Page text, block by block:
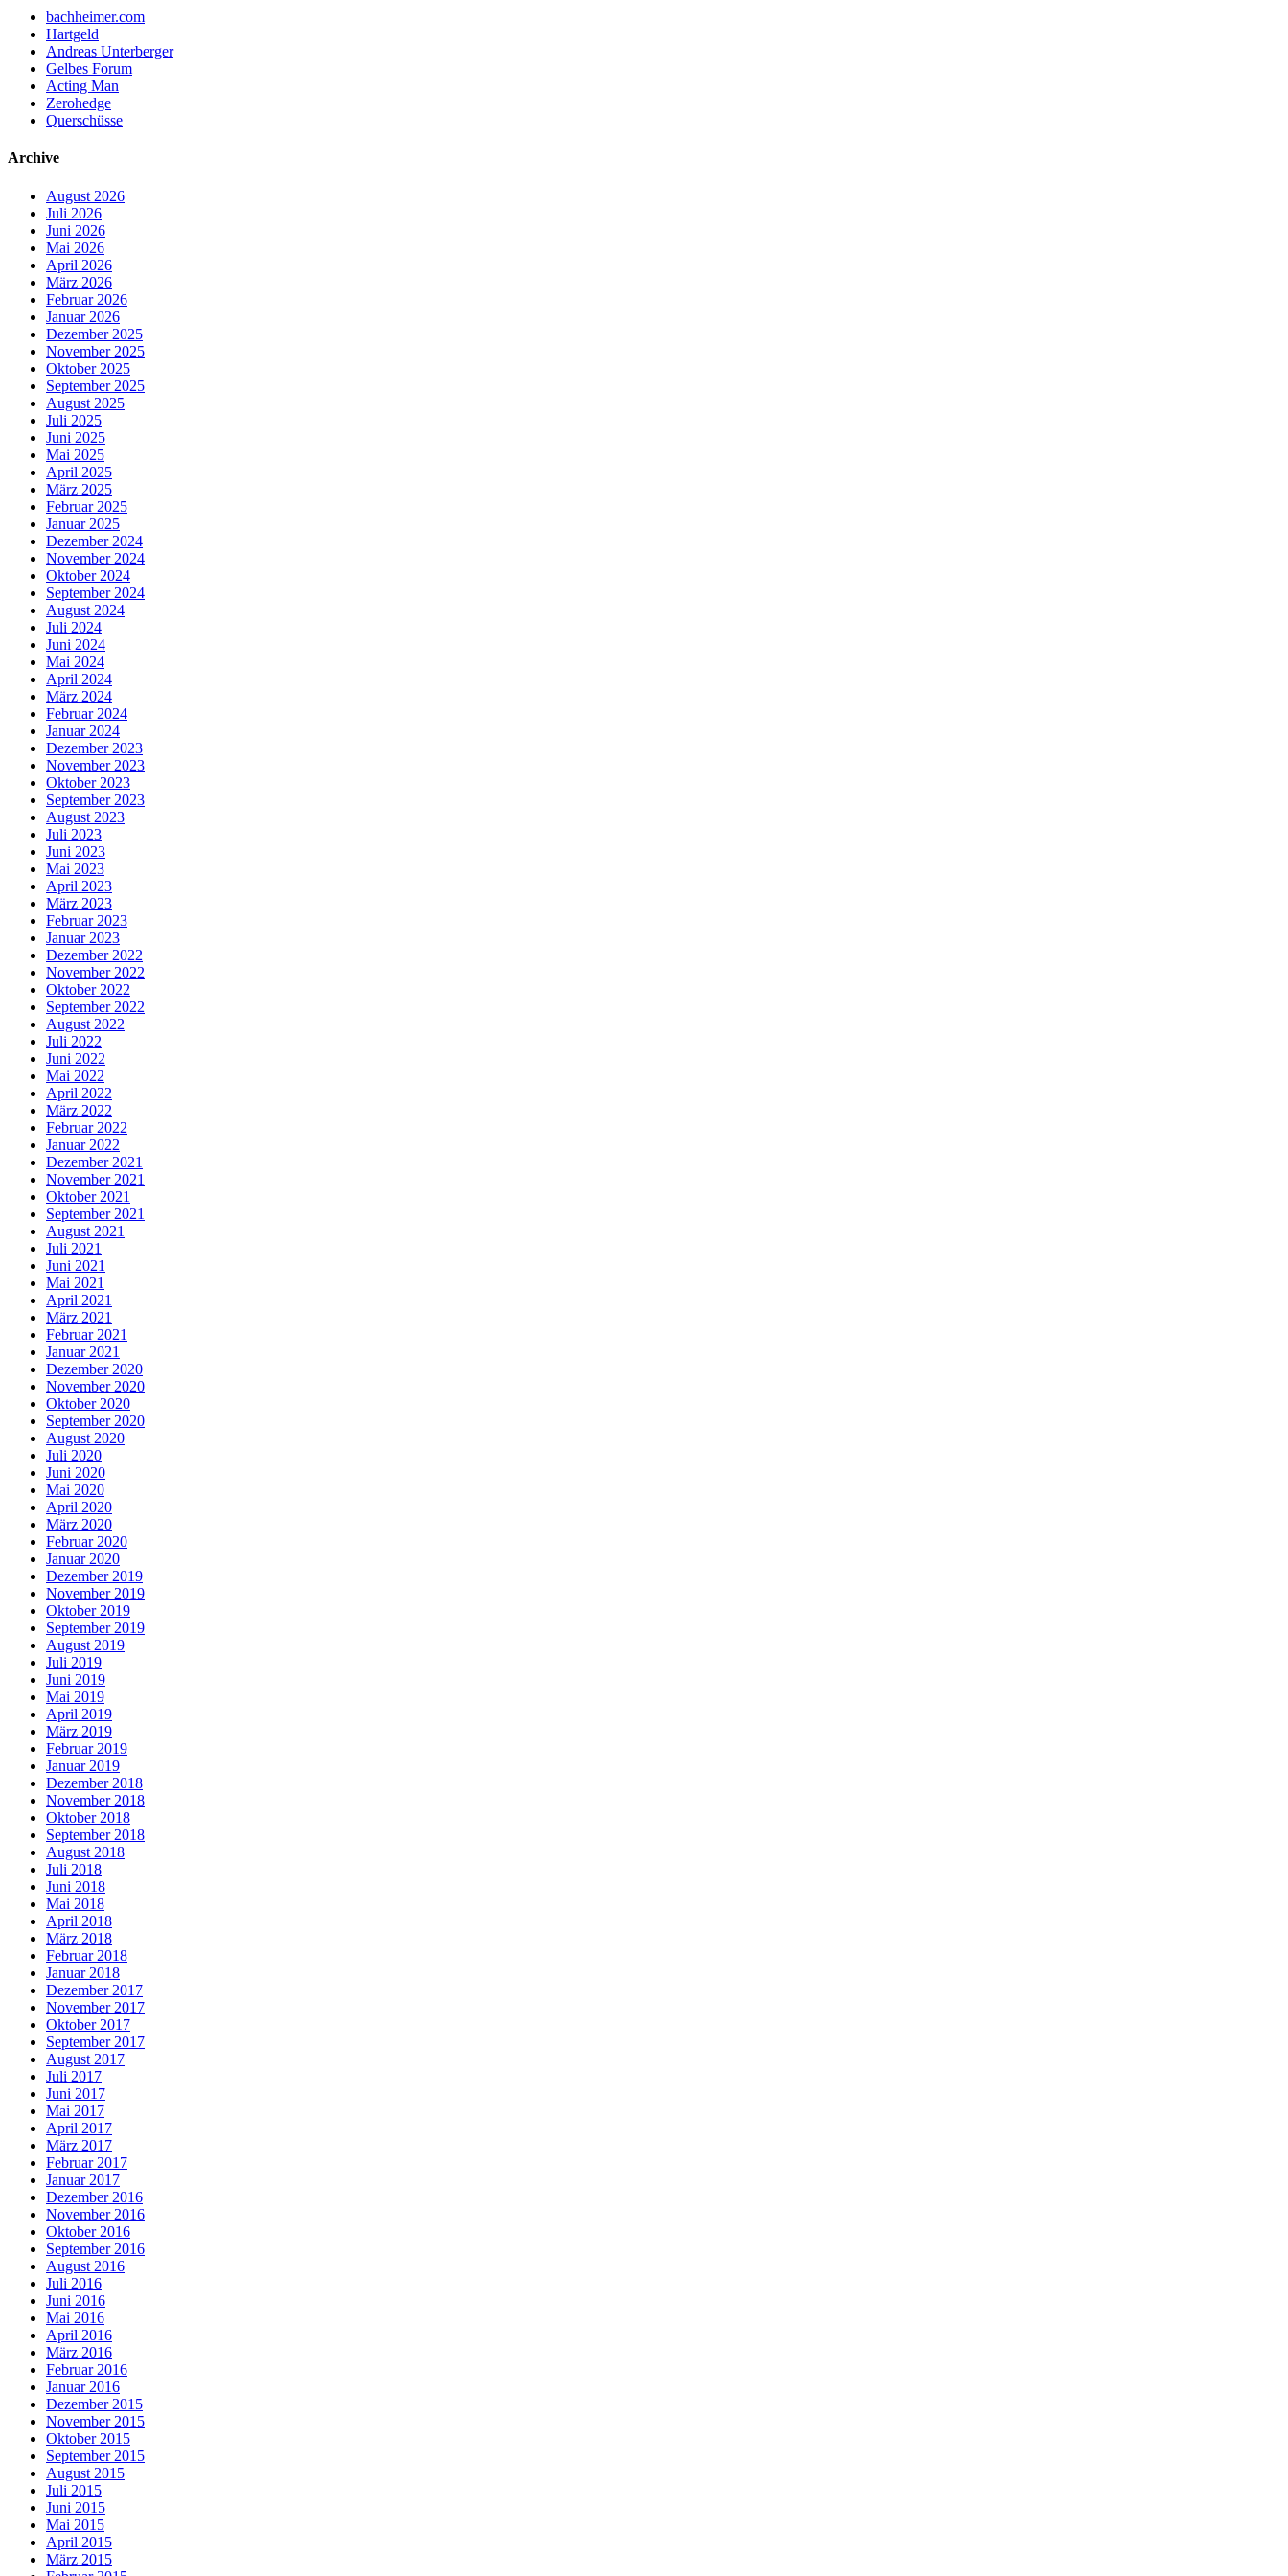
bachheimer.com
Hartgeld
Andreas Unterberger
Gelbes Forum
Acting Man
Zerohedge
Querschüsse
Archive
August 2026
Juli 2026
Juni 2026
Mai 2026
April 2026
März 2026
Februar 2026
Januar 2026
Dezember 2025
November 2025
Oktober 2025
September 2025
August 2025
Juli 2025
Juni 2025
Mai 2025
April 2025
März 2025
Februar 2025
Januar 2025
Dezember 2024
November 2024
Oktober 2024
September 2024
August 2024
Juli 2024
Juni 2024
Mai 2024
April 2024
März 2024
Februar 2024
Januar 2024
Dezember 2023
November 2023
Oktober 2023
September 2023
August 2023
Juli 2023
Juni 2023
Mai 2023
April 2023
März 2023
Februar 2023
Januar 2023
Dezember 2022
November 2022
Oktober 2022
September 2022
August 2022
Juli 2022
Juni 2022
Mai 2022
April 2022
März 2022
Februar 2022
Januar 2022
Dezember 2021
November 2021
Oktober 2021
September 2021
August 2021
Juli 2021
Juni 2021
Mai 2021
April 2021
März 2021
Februar 2021
Januar 2021
Dezember 2020
November 2020
Oktober 2020
September 2020
August 2020
Juli 2020
Juni 2020
Mai 2020
April 2020
März 2020
Februar 2020
Januar 2020
Dezember 2019
November 2019
Oktober 2019
September 2019
August 2019
Juli 2019
Juni 2019
Mai 2019
April 2019
März 2019
Februar 2019
Januar 2019
Dezember 2018
November 2018
Oktober 2018
September 2018
August 2018
Juli 2018
Juni 2018
Mai 2018
April 2018
März 2018
Februar 2018
Januar 2018
Dezember 2017
November 2017
Oktober 2017
September 2017
August 2017
Juli 2017
Juni 2017
Mai 2017
April 2017
März 2017
Februar 2017
Januar 2017
Dezember 2016
November 2016
Oktober 2016
September 2016
August 2016
Juli 2016
Juni 2016
Mai 2016
April 2016
März 2016
Februar 2016
Januar 2016
Dezember 2015
November 2015
Oktober 2015
September 2015
August 2015
Juli 2015
Juni 2015
Mai 2015
April 2015
März 2015